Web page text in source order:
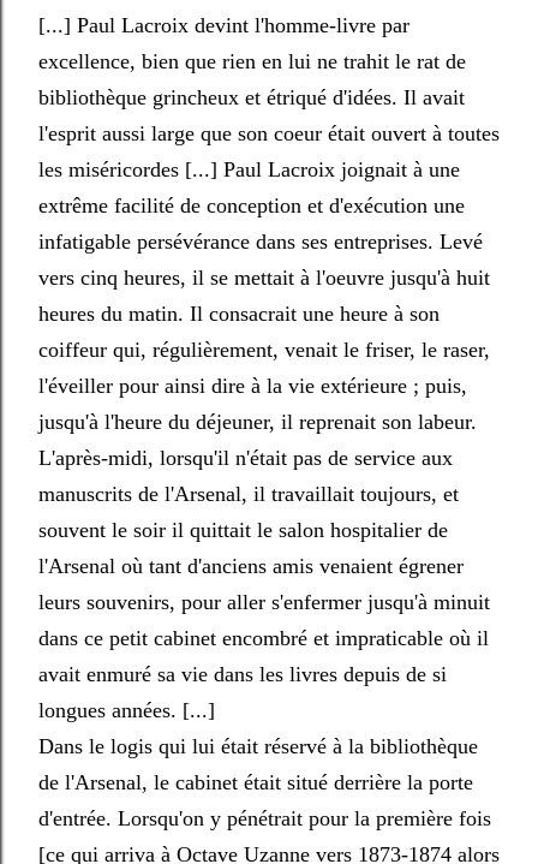
[...] Paul Lacroix devint l'homme-livre par
excellence, bien que rien en lui ne trahit le rat de
bibliothèque grincheux et étriqué d'idées. Il avait
l'esprit aussi large que son coeur était ouvert à toutes
les miséricordes [...] Paul Lacroix joignait à une
extrême facilité de conception et d'exécution une
infatigable persévérance dans ses entreprises. Levé
vers cinq heures, il se mettait à l'oeuvre jusqu'à huit
heures du matin. Il consacrait une heure à son
coiffeur qui, régulièrement, venait le friser, le raser,
l'éveiller pour ainsi dire à la vie extérieure ; puis,
jusqu'à l'heure du déjeuner, il reprenait son labeur.
L'après-midi, lorsqu'il n'était pas de service aux
manuscrits de l'Arsenal, il travaillait toujours, et
souvent le soir il quittait le salon hospitalier de
l'Arsenal où tant d'anciens amis venaient égrener
leurs souvenirs, pour aller s'enfermer jusqu'à minuit
dans ce petit cabinet encombré et impraticable où il
avait enmuré sa vie dans les livres depuis de si
longues années. [...]
Dans le logis qui lui était réservé à la bibliothèque
de l'Arsenal, le cabinet était situé derrière la porte
d'entrée. Lorsqu'on y pénétrait pour la première fois
[ce qui arriva à Octave Uzanne vers 1873-1874 alors